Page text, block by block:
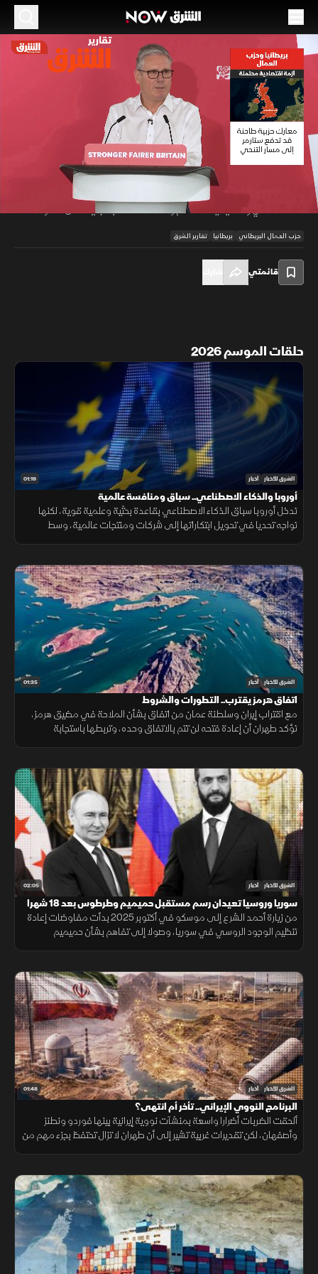
الموسم 2026
بريطانيا وحزب العمال.. أزمة اقتصادية محتملة
16 مايو 2026 01:13 أخبار
تقارير الشرق
أربكت خسائر حزب العمال المحلية وبطء الإصلاحات موقع كير ستارمر، مع تبلور
تحركات داخلية ضد قيادته. وتزامن الضغط السياسي مع تراجع الجنيه وصعود
عوائد السندات البريطانية إلى مستويات مرتفعة، ما يعكس قلق الأسواق من
الاقتصاد، في وقت يضيف التضخم وكلفة الطاقة عبئًا جديدًا على الحكومة.
حزب العمال البريطاني بريطانيا تقارير الشرق
قائمتي
حلقات الموسم 2026
01:19 الشرق للأخبار أخبار
أوروبا والذكاء الاصطناعي.. سباق ومنافسة عالمية
تدخل أوروبا سباق الذكاء الاصطناعي بقاعدة بحثية وعلمية قوية، لكنها
تواجه تحديا في تحويل ابتكاراتها إلى شركات ومنتجات عالمية، وسط
01:35 الشرق للأخبار أخبار
اتفاق هرمز يقترب.. التطورات والشروط
مع اقتراب إيران وسلطنة عمان من اتفاق بشأن الملاحة في مضيق هرمز،
تؤكد طهران أن إعادة فتحه لن تتم بالاتفاق وحده، وتربطها باستجابة
02:05 الشرق للأخبار أخبار
سوريا وروسيا تعيدان رسم مستقبل حميميم وطرطوس بعد 18 شهرا
من زيارة أحمد الشرع إلى موسكو في أكتوبر 2025 بدأت مفاوضات إعادة
تنظيم الوجود الروسي في سوريا، وصولا إلى تفاهم بشأن حميميم
01:48 الشرق للأخبار أخبار
البرنامج النووي الإيراني.. تأخر أم انتهى؟
ألحقت الضربات أضرارا واسعة بمنشآت نووية إيرانية بينها فوردو ونطنز
وأصفهان، لكن تقديرات غربية تشير إلى أن طهران لا تزال تحتفظ بجزء مهم من